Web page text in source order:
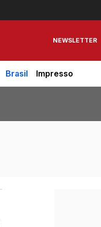
NEWSLETTER
Brasil Impresso